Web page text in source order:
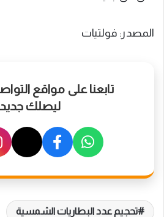
المصدر: فولتيات
تابعنا على مواقع
ليصلك
تحجيم عدد البطاريات الشمسية